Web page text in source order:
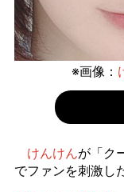
※画像：
けんけんが「ク
でファンを刺激し